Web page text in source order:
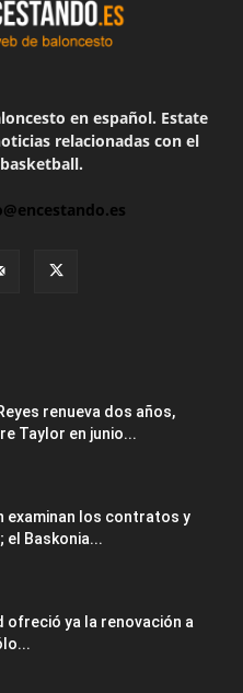
en español. Estate
relacionadas con el
renueva dos años,
Taylor en junio...
examinan los contratos y
el Baskonia...
ofreció ya la renovación a